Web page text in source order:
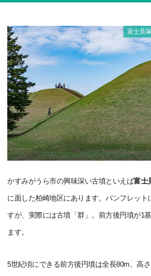
富士見
かすみがうら市の興味深い古墳といえば富士
に面した柏崎地区にあります。パンフレット
すが、実際には古墳「群」。前方後円墳が1
ます。
5世紀頃にできる前方後円墳は全長80m、高